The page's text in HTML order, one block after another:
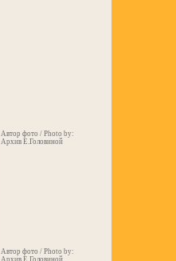
Автор фото / Photo by:
Архив Е.Головиной
Автор фото / Photo by:
Архив Е.Головиной